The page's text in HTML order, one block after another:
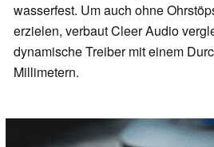
wasserfest. Um auch ohne
erzielen, verbaut Cleer Audio
dynamische Treiber mit einem
Millimetern.